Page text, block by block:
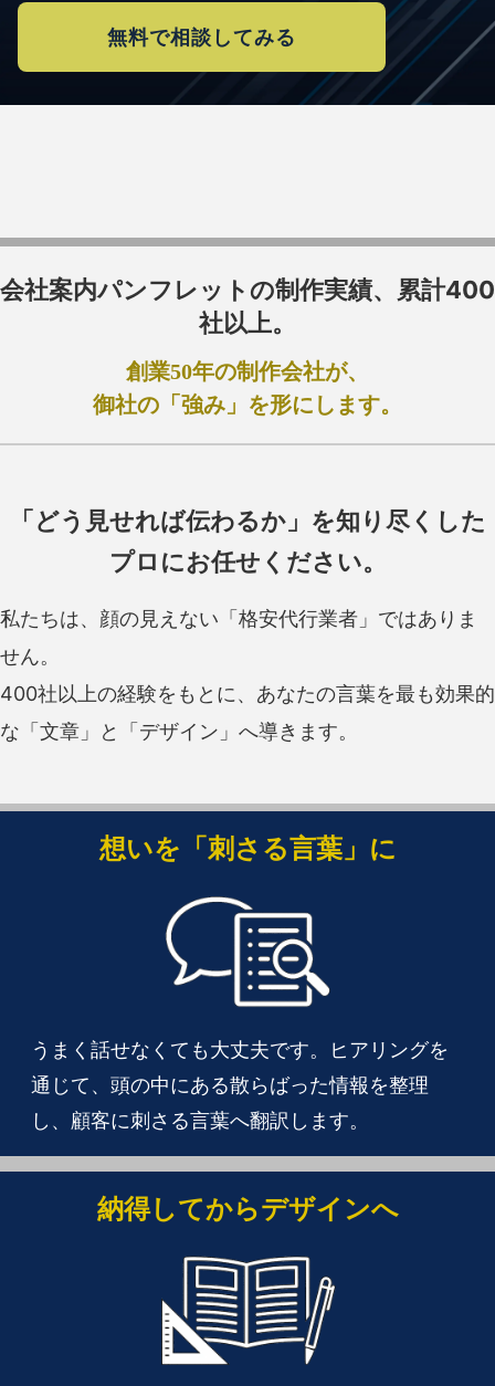
無料で相談してみる
会社案内パンフレットの制作実績、累計400
社以上。
創業50年の制作会社が、
御社の「強み」を形にします。
「どう見せれば伝わるか」を知り尽くした
プロにお任せください。
私たちは、顔の見えない「格安代行業者」ではありま
せん。
400社以上の経験をもとに、あなたの言葉を最も効果的
な「文章」と「デザイン」へ導きます。
想いを「刺さる言葉」に
うまく話せなくても大丈夫です。ヒアリングを
通じて、頭の中にある散らばった情報を整理
し、顧客に刺さる言葉へ翻訳します。
納得してからデザインへ